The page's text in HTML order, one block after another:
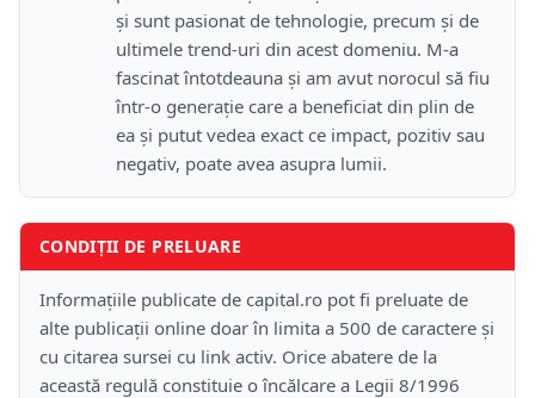
și sunt pasionat de tehnologie, precum și de
ultimele trend-uri din acest domeniu. M-a
fascinat întotdeauna și am avut norocul să fiu
într-o generație care a beneficiat din plin de
ea și putut vedea exact ce impact, pozitiv sau
negativ, poate avea asupra lumii.
CONDIȚII DE PRELUARE
Informațiile publicate de capital.ro pot fi preluate de
alte publicații online doar în limita a 500 de caractere și
cu citarea sursei cu link activ. Orice abatere de la
această regulă constituie o încălcare a Legii 8/1996